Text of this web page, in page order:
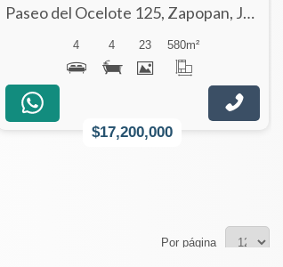
Paseo del Ocelote 125, Zapopan, Jalisco 45238
4 4 23 580m²
$17,200,000
Por página